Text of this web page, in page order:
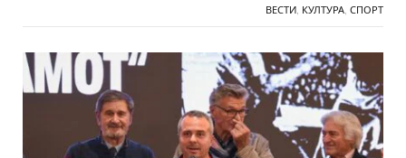
ВЕСТИ КУЛТУРА СПОРТ